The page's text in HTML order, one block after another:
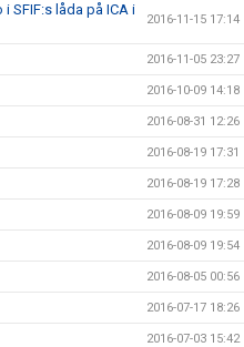
SFIF:s låda på ICA i
2016-11-15 17:14
2016-11-05 23:27
2016-10-09 14:18
2016-08-31 12:26
2016-08-19 17:31
2016-08-19 17:28
2016-08-09 19:59
2016-08-09 19:54
2016-08-05 00:56
2016-07-17 18:26
2016-07-03 15:42